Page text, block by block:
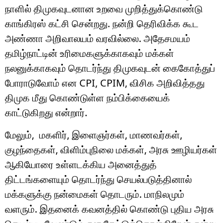
நாளில் திமுகவுடனான உறவை முறித்துக்கொண்டு
காங்கிரஸ் கட்சி சென்றது. நன்றி தெரிவிக்க கூட
அண்ணா அறிவாலயம் வரவில்லை. அதேசமயம்
தமிழ்நாட்டின் உரிமைகளுக்காகவும் மக்கள்
நலனுக்காகவும் தொடர்ந்து திமுகவுடன் கைகோத்துப்
போராடுவோம் என CPI, CPIM, விசிக அறிவித்தது
திமுக மீது கொண்டுள்ள நம்பிக்கையைக்
காட்டுகிறது என்றார்.
மேலும், மகளிர், இளைஞர்கள், மாணவர்கள்,
குழந்தைகள், விளிம்புநிலை மக்கள், அரசு ஊழியர்கள்
ஆகியோரை உள்ளடக்கிய அனைத்துத்
திட்டங்களையும் தொடர்ந்து செயல்படுத்தினால்
மக்களுக்கு நன்மைகள் தொடரும். மாநிலமும்
வளரும். இதனைக் கவனத்தில் கொண்டு புதிய அரசு